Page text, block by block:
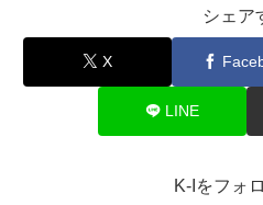
シェア
X
LINE
K-Iをフォ